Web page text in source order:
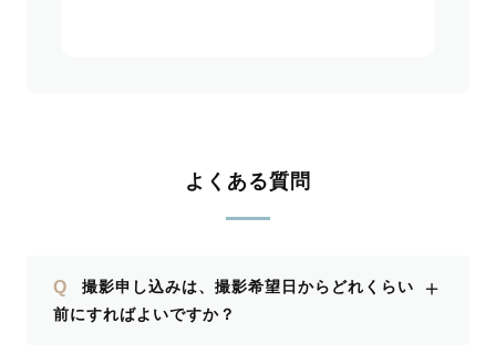
よくある質問
Q
撮影申し込みは、撮影希望日からどれくらい
前にすればよいですか？
＋